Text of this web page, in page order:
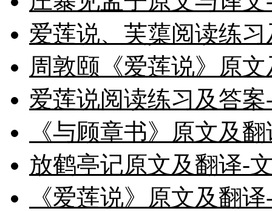
爱莲说、芙蕖阅读练
周敦颐《爱莲说》原
爱莲说阅读练习及答
《与顾章书》原文及
放鹤亭记原文及翻译-
《爱莲说》原文及翻